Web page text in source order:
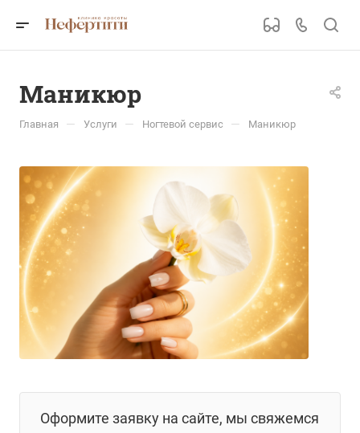
Маникюр
Главная — Услуги — Ногтевой сервис — Маникюр
Оформите заявку на сайте, мы свяжемся